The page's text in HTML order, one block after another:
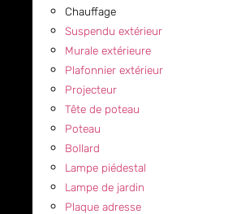
Chauffage
Suspendu extérieur
Murale extérieure
Plafonnier extérieur
Projecteur
Tête de poteau
Poteau
Bollard
Lampe piédestal
Lampe de jardin
Plaque adresse